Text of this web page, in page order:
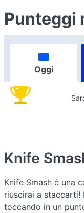
Punteggi
Oggi
Knife
Knife Smash è una
riuscirai a staccarti!
toccando in un